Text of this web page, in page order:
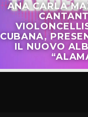
ANA CARLA
CUBANA,
IL NUOVO